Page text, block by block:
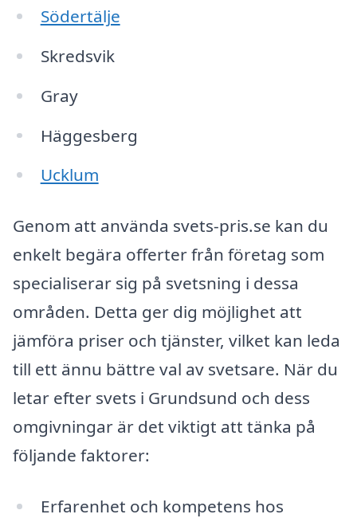
Södertälje
Skredsvik
Gray
Häggesberg
Ucklum
Genom att använda svets-pris.se kan du
enkelt begära offerter från företag som
specialiserar sig på svetsning i dessa
områden. Detta ger dig möjlighet att
jämföra priser och tjänster, vilket kan leda
till ett ännu bättre val av svetsare. När du
letar efter svets i Grundsund och dess
omgivningar är det viktigt att tänka på
följande faktorer:
Erfarenhet och kompetens hos